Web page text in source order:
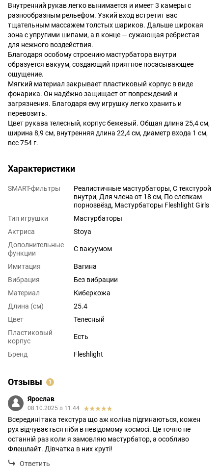
Внутренний рукав легко вынимается и имеет 3 камеры с
разнообразным рельефом. Узкий вход встретит вас
тщательным массажем толстых шариков. Дальше широкая
зона с упругими шипами, а в конце — сужающая ребристая
для нежного воздействия.
Благодаря особому строению мастурбатора внутри
образуется вакуум, создающий приятное посасывающее
ощущение.
Мягкий материал закрывает пластиковый корпус в виде
фонарика. Он надёжно защищает от повреждений и
загрязнения. Благодаря ему игрушку легко хранить и
перевозить.
Цвет рукава телесный, корпус бежевый. Общая длина 25,4 см,
ширина 8,9 см, внутренняя длина 22,4 см, диаметр входа 1 см,
вес 754 г.
Характеристики
SMART-фильтры
Реалистичные мастурбаторы, С текстурой
внутри, Для члена от 18 см, По слепкам
порнозвёзд, Мастурбаторы Fleshlight Girls
Тип игрушки
Мастурбаторы
Актриса
Stoya
Дополнительные
функции
С вакуумом
Имитация
Вагина
Вибрация
Без вибрации
Материал
Киберкожа
Длина (см)
25.4
Цвет
Телесный
Пластиковый
корпус
Есть
Бренд Fleshlight
Отзывы 1
Ярослав
08.10.2025 в 11:44
Всередині така текстура що аж коліна підгинаються, кожен
рух відчувається ніби в невідомому космосі. Це точно не
останній раз коли я замовляю мастурбатор, а особливо
Флешлайт. Дівчатка в них круті!
Ответить